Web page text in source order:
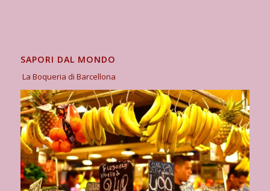
SAPORI DAL MONDO
La Boqueria di Barcellona